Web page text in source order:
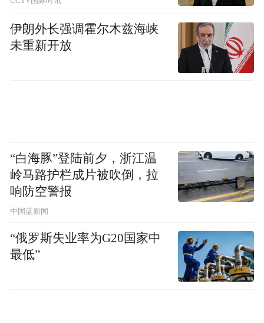
伊朗外长强调霍尔木兹海峡
未重新开放
“白海豚”登陆前夕，浙江温
岭马路护栏成片被吹倒，拉
响防空警报
中国蓝新闻
“俄罗斯失业率为G20国家中
最低”